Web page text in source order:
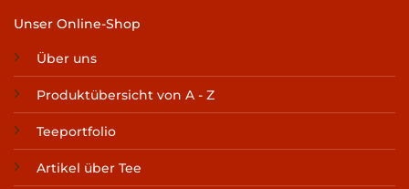
Unser Online-Shop
Über uns
Produktübersicht von A - Z
Teeportfolio
Artikel über Tee